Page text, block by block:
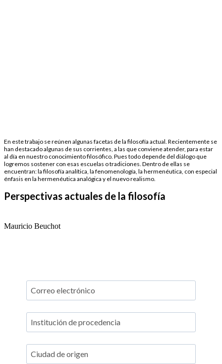
En este trabajo se reúnen algunas facetas de la filosofía actual. Recientemente se
han destacado algunas de sus corrientes, a las que conviene atender, para estar
al día en nuestro conocimiento filosófico. Pues todo depende del diálogo que
logremos sostener con esas escuelas o tradiciones. Dentro de ellas se
encuentran: la filosofía analítica, la fenomenología, la hermenéutica, con especial
énfasis en la hermenéutica analógica y el nuevo realismo.
Perspectivas actuales de la filosofía
Mauricio Beuchot